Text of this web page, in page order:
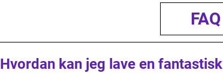
FAQ
Hvordan kan jeg lave en